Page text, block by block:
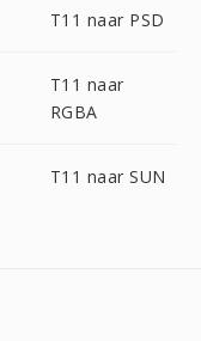
T11 naar PSD
T11 naar
RGBA
T11 naar SUN